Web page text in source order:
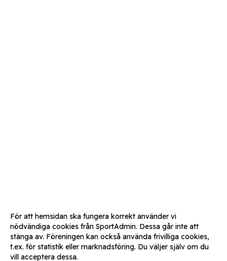
För att hemsidan ska fungera korrekt använder vi
nödvändiga cookies från SportAdmin. Dessa går inte att
stänga av. Föreningen kan också använda frivilliga cookies,
t.ex. för statistik eller marknadsföring. Du väljer själv om du
vill acceptera dessa.